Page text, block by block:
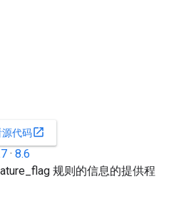
源代码open_in_new
· 8.6
规则的信息的提供程